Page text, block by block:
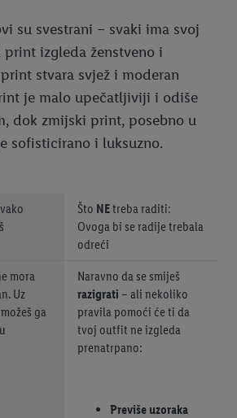
su svestrani – svaki ima svoj
print izgleda ženstveno i
stvara svjež i moderan
je malo upečatljiviji i odiše
dok zmijski print, posebno u
sofisticirano i luksuzno.
Što NEtreba raditi:
Ovoga bi se radije trebala
odreći
mora
Uz
ga
Naravno da se smiješ
razigrati – ali nekoliko
pravila pomoći će ti da
tvoj outfit ne izgleda
prenatrpano:
Previše uzoraka